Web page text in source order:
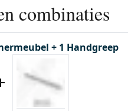
combinaties
+ 1 Handgreep